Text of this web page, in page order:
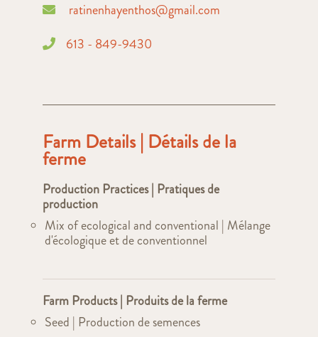
ratinenhayenthos@gmail.com
613 - 849-9430
Farm Details | Détails de la
ferme
Production Practices | Pratiques de
production
Mix of ecological and conventional | Mélange
d'écologique et de conventionnel
Farm Products | Produits de la ferme
Seed | Production de semences